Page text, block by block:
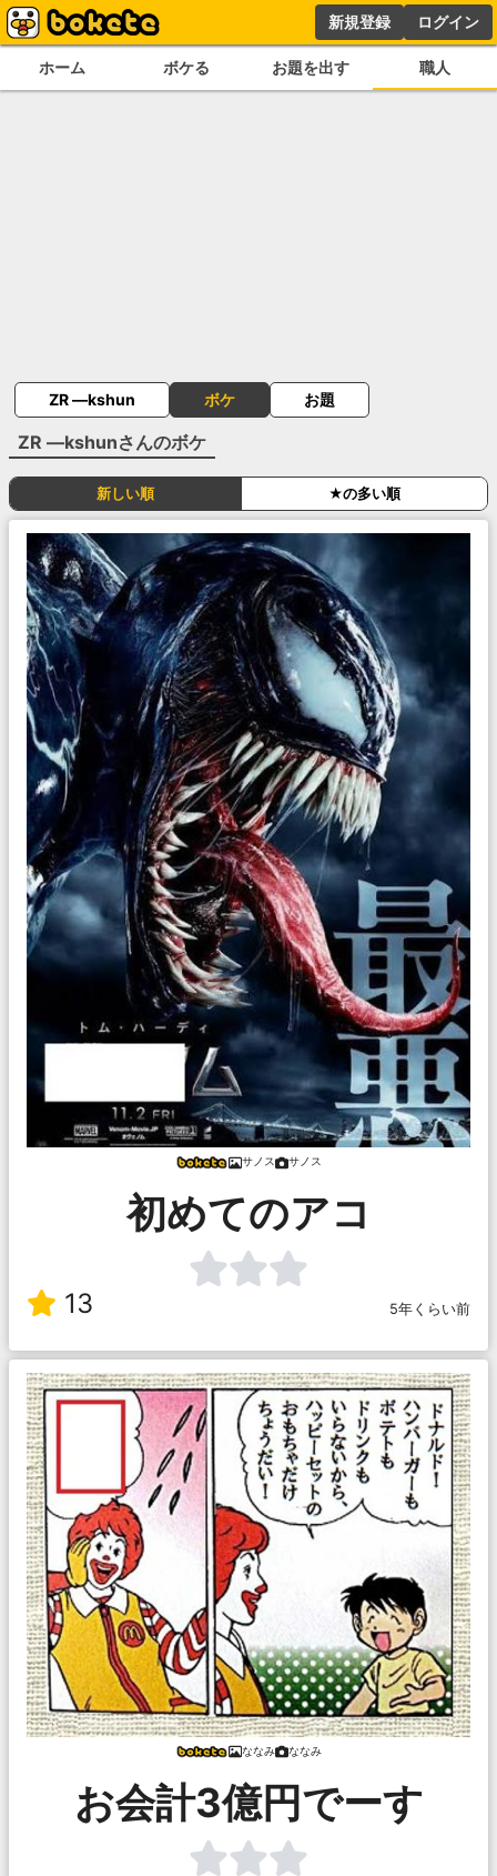
新規登録 ログイン
ホーム ボケる お題を出す 職人
ZR ―kshun ボケ お題
ZR ―kshunさんのボケ
新しい順 ★の多い順
サノス サノス
初めてのアコ
13 5年くらい前
ななみ ななみ
お会計3億円でーす